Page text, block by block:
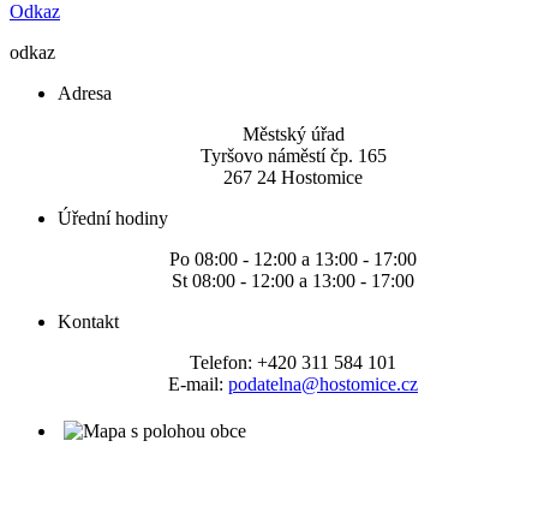
Odkaz
odkaz
Adresa
Městský úřad
Tyršovo náměstí čp. 165
267 24 Hostomice
Úřední hodiny
Po 08:00 - 12:00 a 13:00 - 17:00
St 08:00 - 12:00 a 13:00 - 17:00
Kontakt
Telefon: +420 311 584 101
E-mail: podatelna@hostomice.cz